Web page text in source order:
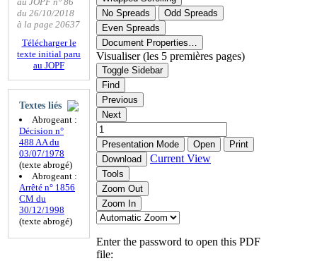
du 26/10/2018
à la page 20637
Télécharger le
texte initial paru
au JOPF
Textes liés
Abrogeant :
Décision n°
488 AA du
03/07/1978
(texte abrogé)
Abrogeant :
Arrêté n° 1856
CM du
30/12/1998
(texte abrogé)
No Spreads
Odd Spreads
Even Spreads
Document Properties…
Visualiser (les 5 premières pages)
Toggle Sidebar
Find
Previous
Next
Presentation Mode Open
Print
Download
Current View
Tools
Zoom Out
Zoom In
Enter the password to open this PDF
file: